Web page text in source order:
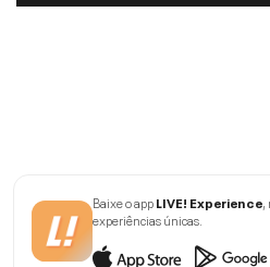
Baixe o appLIVE! Experience,
experiências únicas.